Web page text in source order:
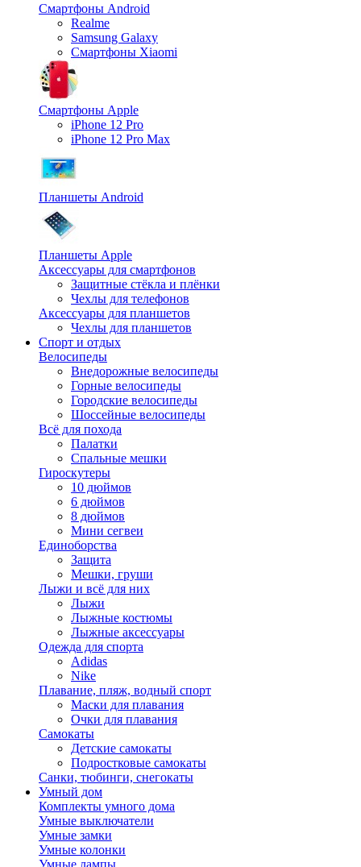
Смартфоны Android
Realme
Samsung Galaxy
Смартфоны Xiaomi
Смартфоны Apple
iPhone 12 Pro
iPhone 12 Pro Max
Планшеты Android
Планшеты Apple
Аксессуары для смартфонов
Защитные стёкла и плёнки
Чехлы для телефонов
Аксессуары для планшетов
Чехлы для планшетов
Спорт и отдых
Велосипеды
Внедорожные велосипеды
Горные велосипеды
Городские велосипеды
Шоссейные велосипеды
Всё для похода
Палатки
Спальные мешки
Гироскутеры
10 дюймов
6 дюймов
8 дюймов
Мини сегвеи
Единоборства
Защита
Мешки, груши
Лыжи и всё для них
Лыжи
Лыжные костюмы
Лыжные аксессуары
Одежда для спорта
Adidas
Nike
Плавание, пляж, водный спорт
Маски для плавания
Очки для плавания
Самокаты
Детские самокаты
Подростковые самокаты
Санки, тюбинги, снегокаты
Умный дом
Комплекты умного дома
Умные выключатели
Умные замки
Умные колонки
Умные лампы